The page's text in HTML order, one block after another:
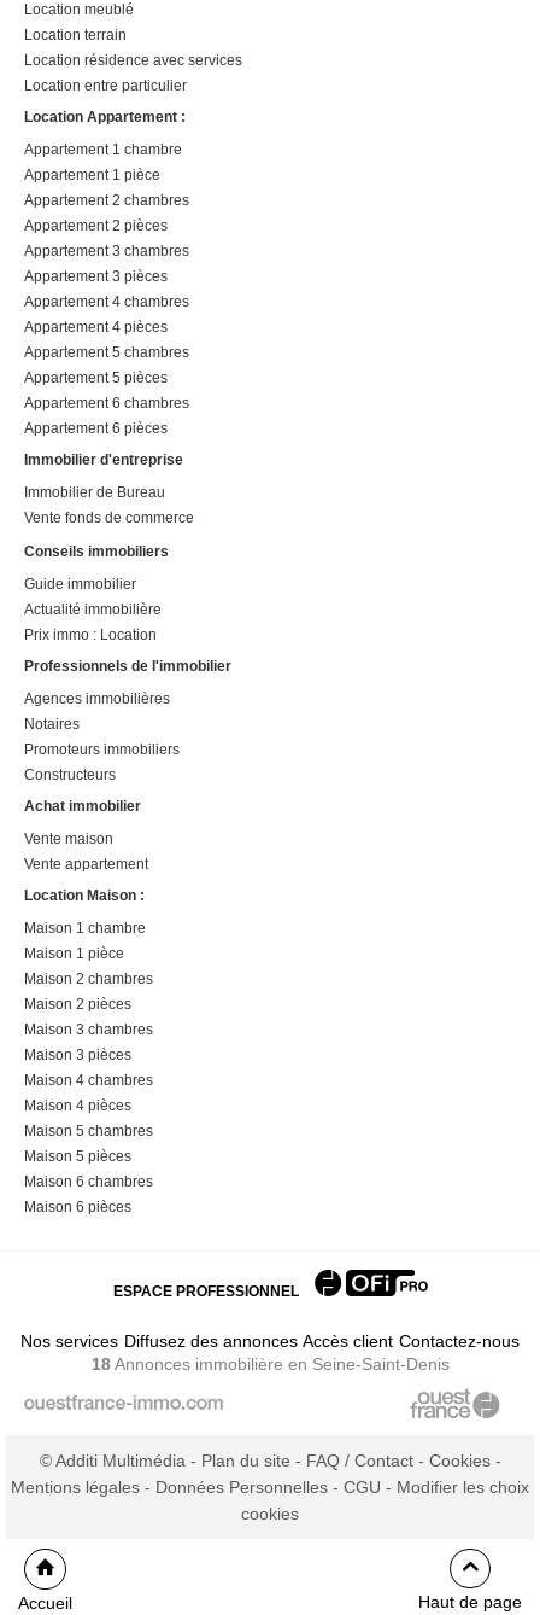
Location meublé
Location terrain
Location résidence avec services
Location entre particulier
Location Appartement :
Appartement 1 chambre
Appartement 1 pièce
Appartement 2 chambres
Appartement 2 pièces
Appartement 3 chambres
Appartement 3 pièces
Appartement 4 chambres
Appartement 4 pièces
Appartement 5 chambres
Appartement 5 pièces
Appartement 6 chambres
Appartement 6 pièces
Immobilier d'entreprise
Immobilier de Bureau
Vente fonds de commerce
Conseils immobiliers
Guide immobilier
Actualité immobilière
Prix immo : Location
Professionnels de l'immobilier
Agences immobilières
Notaires
Promoteurs immobiliers
Constructeurs
Achat immobilier
Vente maison
Vente appartement
Location Maison :
Maison 1 chambre
Maison 1 pièce
Maison 2 chambres
Maison 2 pièces
Maison 3 chambres
Maison 3 pièces
Maison 4 chambres
Maison 4 pièces
Maison 5 chambres
Maison 5 pièces
Maison 6 chambres
Maison 6 pièces
ESPACE PROFESSIONNEL
Nos services Diffusez des annonces Accès client Contactez-nous
18Annonces immobilière en Seine-Saint-Denis
© Additi Multimédia - Plan du site - FAQ / Contact- Cookies-
Mentions légales - Données Personnelles - CGU - Modifier les choix
cookies
Accueil Haut de page